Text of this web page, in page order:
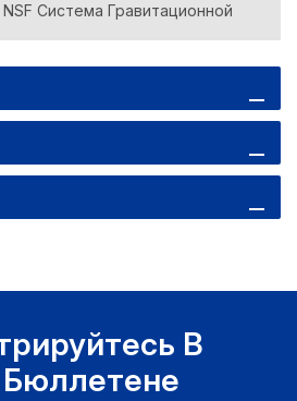
Система Гравитационной
В